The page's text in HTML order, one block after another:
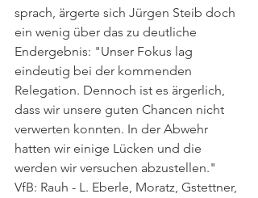
sprach, ärgerte sich Jürgen Steib doch
ein wenig über das zu deutliche
Endergebnis: "Unser Fokus lag
eindeutig bei der kommenden
Relegation. Dennoch ist es ärgerlich,
dass wir unsere guten Chancen nicht
verwerten konnten. In der Abwehr
hatten wir einige Lücken und die
werden wir versuchen abzustellen."
VfB: Rauh - L. Eberle, Moratz, Gstettner,